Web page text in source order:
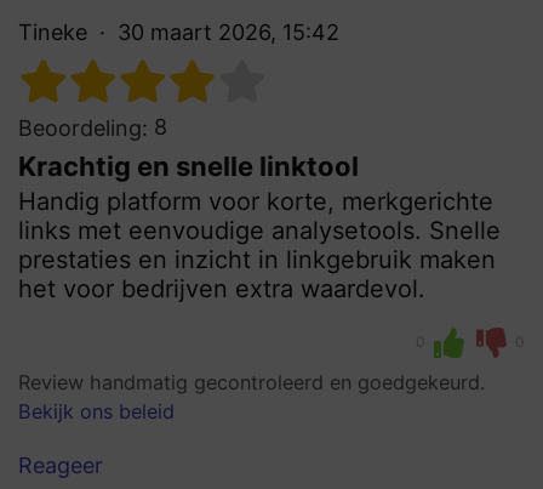
Tineke 30 maart 2026, 15:42
Beoordeling: 8
Krachtig en snelle linktool
Handig platform voor korte, merkgerichte
links met eenvoudige analysetools. Snelle
prestaties en inzicht in linkgebruik maken
het voor bedrijven extra waardevol.
0 0
Review handmatig gecontroleerd en goedgekeurd.
Bekijk ons beleid
Reageer